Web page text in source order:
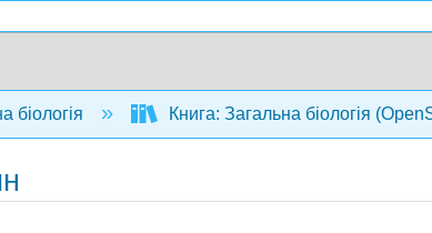
біологія Книга: Загальна біологія